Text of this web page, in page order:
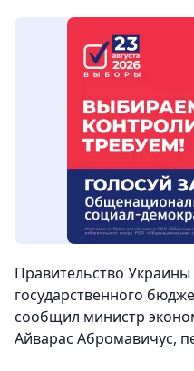
Правительство Украины
государственного
сообщил министр
Айварас Абромавичус,